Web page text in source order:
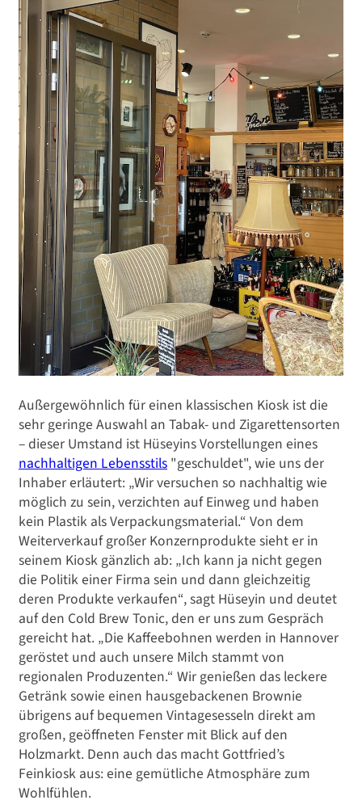
Außergewöhnlich für einen klassischen Kiosk ist die
sehr geringe Auswahl an Tabak- und Zigarettensorten
­– dieser Umstand ist Hüseyins Vorstellungen eines
nachhaltigen Lebensstils "geschuldet", wie uns der
Inhaber erläutert: „Wir versuchen so nachhaltig wie
möglich zu sein, verzichten auf Einweg und haben
kein Plastik als Verpackungsmaterial.“ Von dem
Weiterverkauf großer Konzernprodukte sieht er in
seinem Kiosk gänzlich ab: „Ich kann ja nicht gegen
die Politik einer Firma sein und dann gleichzeitig
deren Produkte verkaufen“, sagt Hüseyin und deutet
auf den Cold Brew Tonic, den er uns zum Gespräch
gereicht hat. „Die Kaffeebohnen werden in Hannover
geröstet und auch unsere Milch stammt von
regionalen Produzenten.“ Wir genießen das leckere
Getränk sowie einen hausgebackenen Brownie
übrigens auf bequemen Vintagesesseln direkt am
großen, geöffneten Fenster mit Blick auf den
Holzmarkt. Denn auch das macht Gottfried’s
Feinkiosk aus: eine gemütliche Atmosphäre zum
Wohlfühlen.